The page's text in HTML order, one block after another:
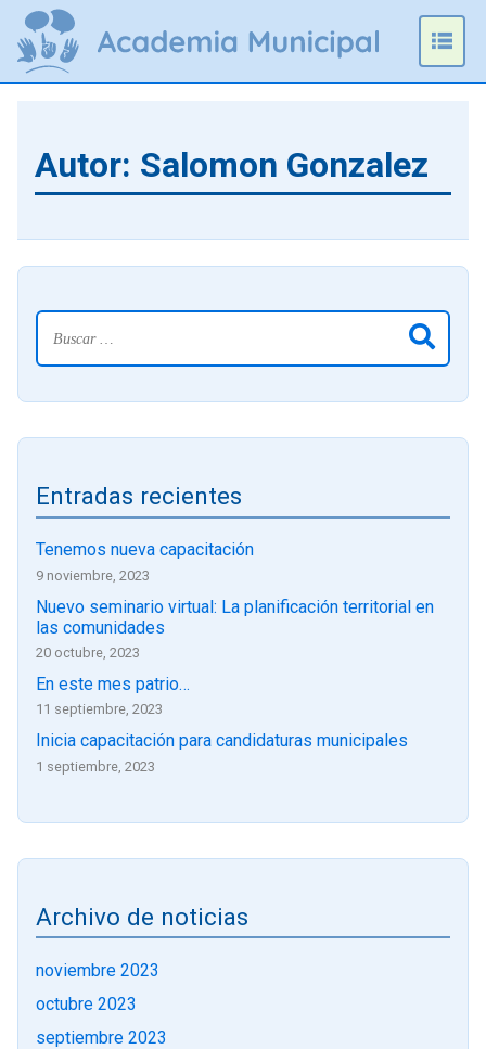
Omitir
Autor: Salomon Gonzalez
Entradas recientes
Tenemos nueva capacitación
9 noviembre, 2023
Nuevo seminario virtual: La planificación territorial en
las comunidades
20 octubre, 2023
En este mes patrio…
11 septiembre, 2023
Inicia capacitación para candidaturas municipales
1 septiembre, 2023
Archivo de noticias
noviembre 2023
octubre 2023
septiembre 2023